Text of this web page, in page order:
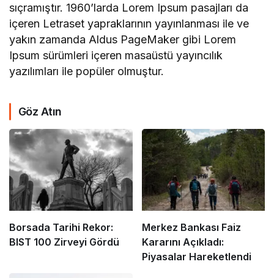
sıçramıştır. 1960’larda Lorem Ipsum pasajları da
içeren Letraset yapraklarının yayınlanması ile ve
yakın zamanda Aldus PageMaker gibi Lorem
Ipsum sürümleri içeren masaüstü yayıncılık
yazılımları ile popüler olmuştur.
Göz Atın
Borsada Tarihi Rekor:
BIST 100 Zirveyi Gördü
Merkez Bankası Faiz
Kararını Açıkladı:
Piyasalar Hareketlendi